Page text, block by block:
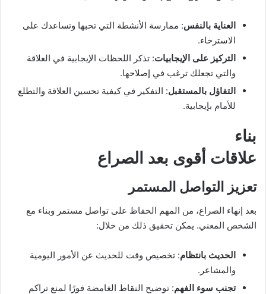
العناية بالنفس: ممارسة الأنشطة التي تحبها وتساعدك على
الاسترخاء.
التركيز على الإيجابيات: تذكر اللحظات الإيجابية في العلاقة
والتي تجعلك ترغب في إصلاحها.
التفاؤل بالمستقبل: التفكير في كيفية تحسين العلاقة والتطلع
للأمام بإيجابية.
بناء
علاقات أقوى بعد الصراع
تعزيز التواصل المستمر
بعد إنهاء الصراع، من المهم الحفاظ على تواصل مستمر وبناء مع
الشخص المعني. يمكن تحقيق ذلك من خلال:
الحديث بانتظام: تخصيص وقت للحديث عن الأمور اليومية
والمشاعر.
تجنب سوء الفهم: توضيح النقاط الغامضة فورًا لمنع تراكم